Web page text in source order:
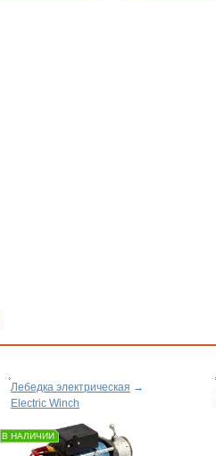
Лебедка электрическая →
Electric Winch
В НАЛИЧИИ